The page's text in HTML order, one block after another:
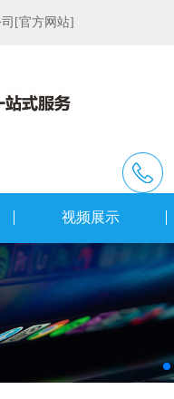
[官方网站]
视频展示